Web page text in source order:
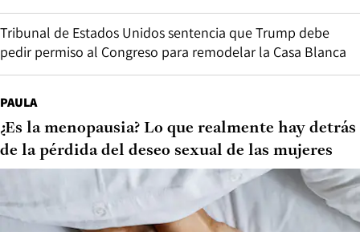
Tribunal de Estados Unidos sentencia que Trump debe
pedir permiso al Congreso para remodelar la Casa Blanca
PAULA
¿Es la menopausia? Lo que realmente hay detrás
de la pérdida del deseo sexual de las mujeres